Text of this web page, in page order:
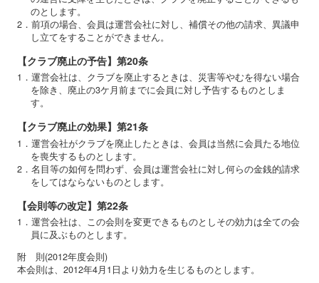
のとします。
2．前項の場合、会員は運営会社に対し、補償その他の請求、異議申
し立てをすることができません。
【クラブ廃止の予告】第20条
1．運営会社は、クラブを廃止するときは、災害等やむを得ない場合
を除き、廃止の3ケ月前までに会員に対し予告するものとしま
す。
【クラブ廃止の効果】第21条
1．運営会社がクラブを廃止したときは、会員は当然に会員たる地位
を喪失するものとします。
2．名目等の如何を問わず、会員は運営会社に対し何らの金銭的請求
をしてはならないものとします。
【会則等の改定】第22条
1．運営会社は、この会則を変更できるものとしその効力は全ての会
員に及ぶものとします。
附 則(2012年度会則)
本会則は、2012年4月1日より効力を生じるものとします。